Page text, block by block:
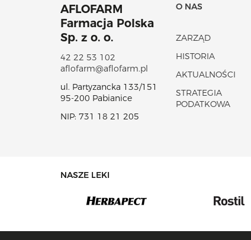
AFLOFARM
Farmacja Polska
Sp. z o. o.
42 22 53 102
aflofarm@aflofarm.pl
ul. Partyzancka 133/151
95-200 Pabianice
NIP: 731 18 21 205
O NAS
ZARZĄD
HISTORIA
AKTUALNOŚCI
STRATEGIA
PODATKOWA
NASZE LEKI